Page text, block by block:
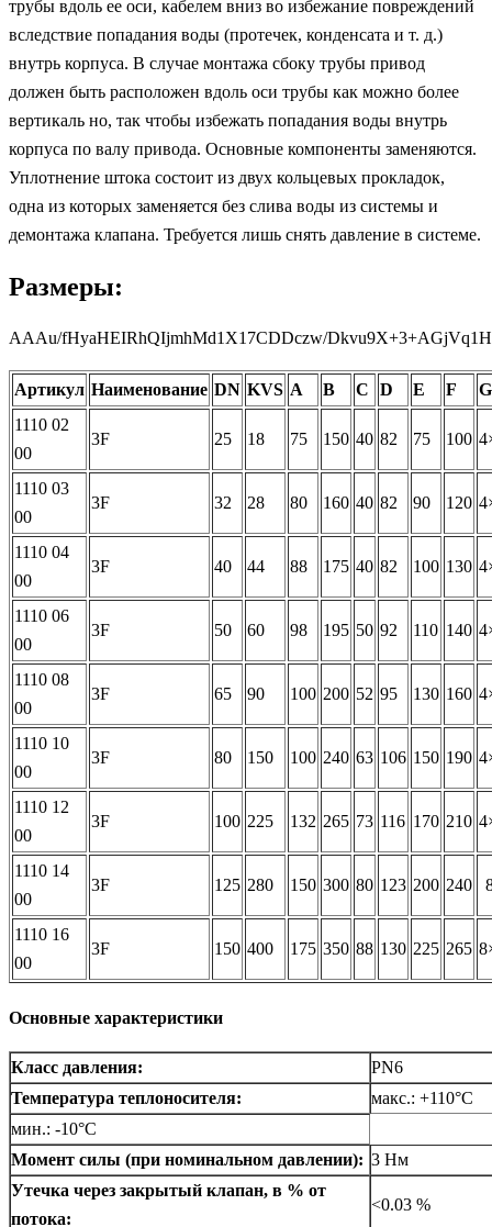
трубы вдоль ее оси, кабелем вниз во избежание повреждений
вследствие попадания воды (протечек, конденсата и т. д.)
внутрь корпуса. В случае монтажа сбоку трубы привод
должен быть расположен вдоль оси трубы как можно более
вертикаль но, так чтобы избежать попадания воды внутрь
корпуса по валу привода. Основные компоненты заменяются.
Уплотнение штока состоит из двух кольцевых прокладок,
одна из которых заменяется без слива воды из системы и
демонтажа клапана. Требуется лишь снять давление в системе.
Размеры:
AAAu/
Артикул Наименование DN KVS А B C D E F
G
1110 02
00
3F 25 18 75 150 40 82 75 100
1110 03
00
3F 32 28 80 160 40 82 90 120
1110 04
00
3F 40 44 88 175 40 82 100 130
1110 06
00
3F 50 60 98 195 50 92 110 140
1110 08
00
3F 65 90 100 200 52 95 130 160
1110 10
00
3F 80 150 100 240 63 106 150 190
1110 12
00
3F 100 225 132 265 73 116 170 210
1110 14
00
3F 125 280 150 300 80 123 200 240
1110 16
00
3F 150 400 175 350 88 130 225 265
Основные характеристики
Класс давления:
PN6
Температура теплоносителя:
макс.: +110°C
мин.: -10°C
Момент силы (при номинальном давлении): 3 Нм
Утечка через закрытый клапан, в % от
потока:
<0.03 %